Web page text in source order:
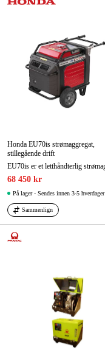
Honda EU70is strømaggregat,
stillegående drift
68 450 kr
På lager - Sendes innen 3-5 hverdager
Sammenlign